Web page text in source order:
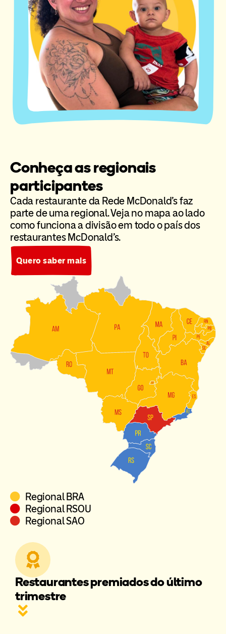
Conheça as regionais
participantes
Cada restaurante da Rede McDonald’s faz
parte de uma regional. Veja no mapa ao lado
como funciona a divisão em todo o país dos
restaurantes McDonald’s.
Quero saber mais
Regional BRA
Regional RSOU
Regional SAO
Restaurantes premiados do último
trimestre